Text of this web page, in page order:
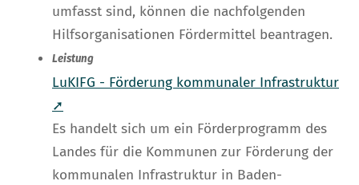
umfasst sind, können die nachfolgenden
Hilfsorganisationen Fördermittel beantragen.
Leistung
LuKIFG - Förderung kommunaler Infrastruktur
➚
Es handelt sich um ein Förderprogramm des
Landes für die Kommunen zur Förderung der
kommunalen Infrastruktur in Baden-